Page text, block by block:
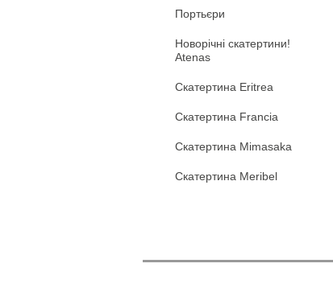
Портьєри
Новорічні скатертини!
Atenas
Скатертина Eritrea
Скатертина Francia
Скатертина Mimasaka
Скатертина Meribel